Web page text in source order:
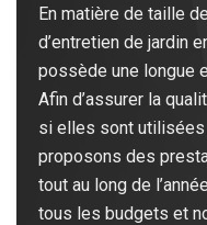
En matière de taille
d’entretien de jardin
possède une longue
Afin d’assurer la
si elles sont utilisées
proposons des
tout au long de
tous les budgets et